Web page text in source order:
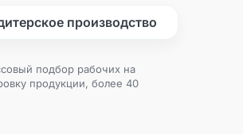
производство
подбор рабочих на
продукции, более 40